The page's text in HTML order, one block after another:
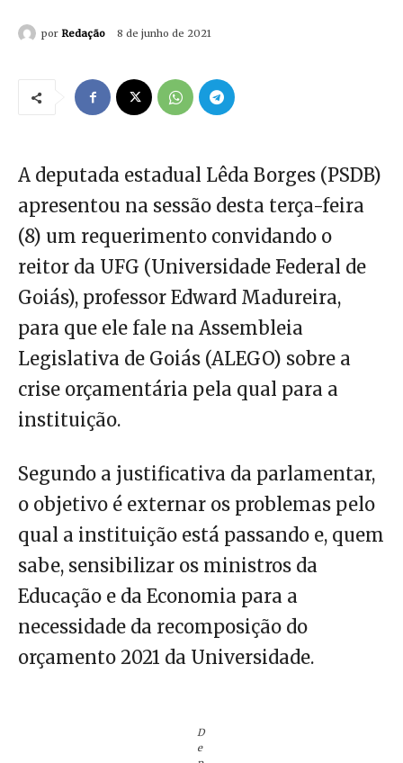
por Redação 8 de junho de 2021
A deputada estadual Lêda Borges (PSDB)
apresentou na sessão desta terça-feira
(8) um requerimento convidando o
reitor da UFG (Universidade Federal de
Goiás), professor Edward Madureira,
para que ele fale na Assembleia
Legislativa de Goiás (ALEGO) sobre a
crise orçamentária pela qual para a
instituição.
Segundo a justificativa da parlamentar,
o objetivo é externar os problemas pelo
qual a instituição está passando e, quem
sabe, sensibilizar os ministros da
Educação e da Economia para a
necessidade da recomposição do
orçamento 2021 da Universidade.
D
e